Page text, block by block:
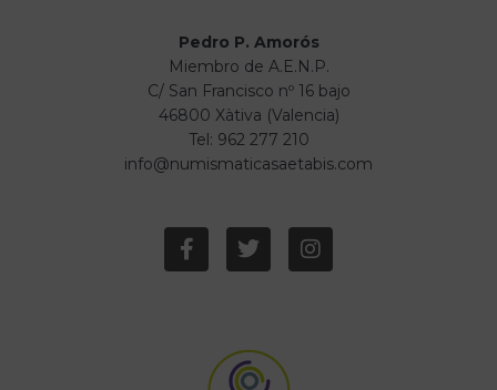
Pedro P. Amorós
Miembro de A.E.N.P.
C/ San Francisco nº 16 bajo
46800 Xàtiva (Valencia)
Tel: 962 277 210
info@numismaticasaetabis.com